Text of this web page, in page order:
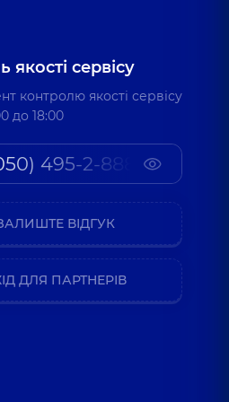
якості сервісу
контролю якості сервісу
до 18:00
495-2-888
ВІДГУК
ДЛЯ ПАРТНЕРІВ